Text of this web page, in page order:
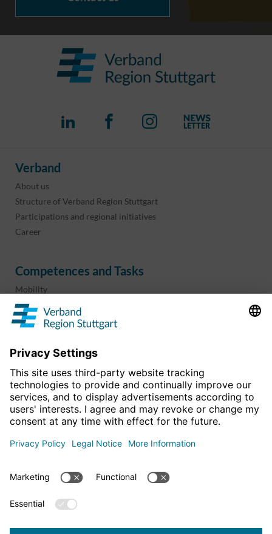
For more news
Verband
About us
Structure of Verband Region Stuttgart
Participations and regional initiatives
Career
Competences and Tasks
Mobility
Regional planning
Business development
Projects & programs
overview
Information & Downloads
Publications
The region in numbers
Legal Information